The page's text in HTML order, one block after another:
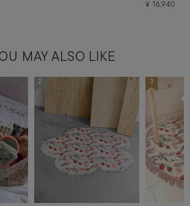
¥ 16,940
MAY ALSO LIKE
2 3